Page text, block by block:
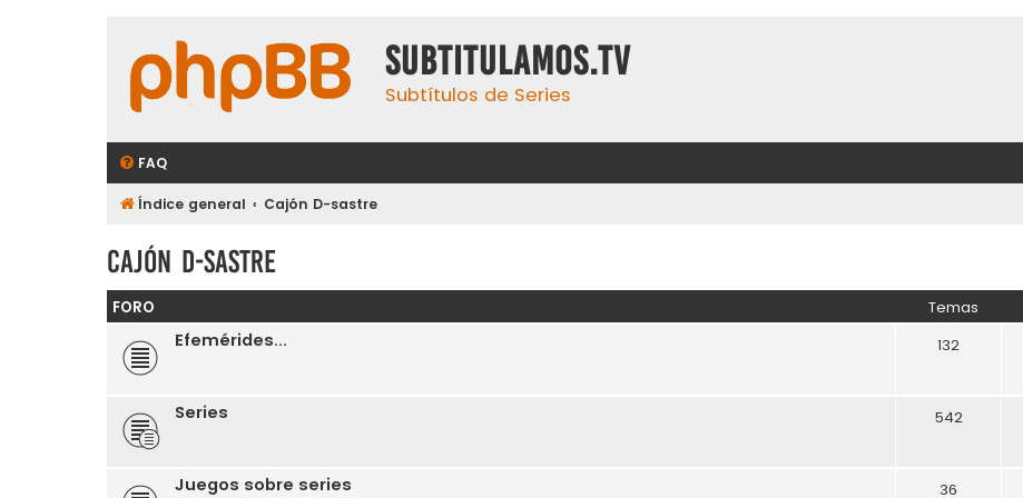
subtitulamos.tv
Subtítulos de Series
FAQ
Índice general Cajón D-sastre
Cajón D-sastre
FORO Temas
Efemérides... 132
Series 542
Juegos sobre series 36